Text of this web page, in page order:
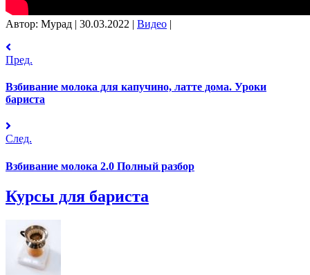
Автор: Мурад | 30.03.2022 | Видео |
Пред.
Взбивание молока для капучино, латте дома. Уроки
бариста
След.
Взбивание молока 2.0 Полный разбор
Курсы для бариста